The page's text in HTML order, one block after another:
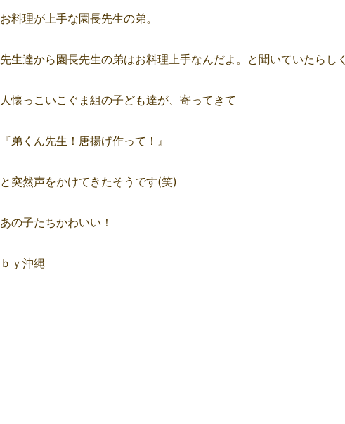
お料理が上手な園長先生の弟。
先生達から園長先生の弟はお料理上手なんだよ。と聞いていたらしく
人懐っこいこぐま組の子ども達が、寄ってきて
『弟くん先生！唐揚げ作って！』
と突然声をかけてきたそうです(笑)
あの子たちかわいい！
ｂｙ沖縄